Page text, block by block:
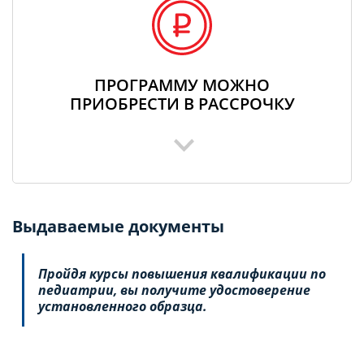
ПРОГРАММУ МОЖНО
ПРИОБРЕСТИ В РАССРОЧКУ
Выдаваемые документы
Пройдя курсы повышения квалификации по
педиатрии, вы получите удостоверение
установленного образца.